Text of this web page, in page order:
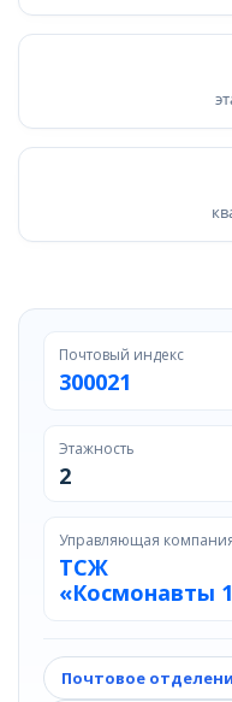
Почтовый индекс
300021
Этажность
2
Управляющая
ТСЖ
«Космонавты
Почтовое